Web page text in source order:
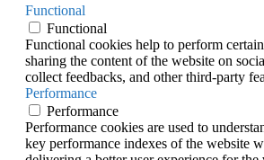
Functional
Functional
Functional cookies help to perform
sharing the content of the website on
collect feedbacks, and other third-party
Performance
Performance
Performance cookies are used to
key performance indexes of the website